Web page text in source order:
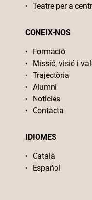
Teatre per a
CONEIX-NOS
Formació
Missió, visió i
Trajectòria
Alumni
Noticies
Contacta
IDIOMES
Català
Español